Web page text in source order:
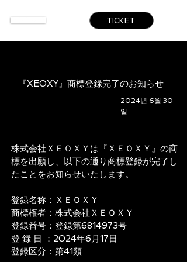
TICKET
『XEOXY』商標登録完了のお知らせ
2024년 6월 30
일
株式会社ＸＥＯＸＹは『ＸＥＯＸＹ』の商
標を出願し、以下の通り商標登録が完了し
たことをお知らせいたします。
登録名称：ＸＥＯＸＹ
商標権者：株式会社ＸＥＯＸＹ
登録番号：登録第6814973号
登 録 日 ：2024年6月17日
登録区分：第41類